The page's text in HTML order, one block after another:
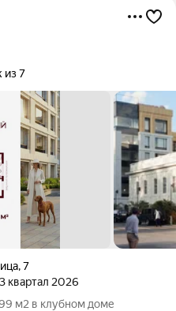
из 7
,7
квартал 2026
м2 в клубном доме